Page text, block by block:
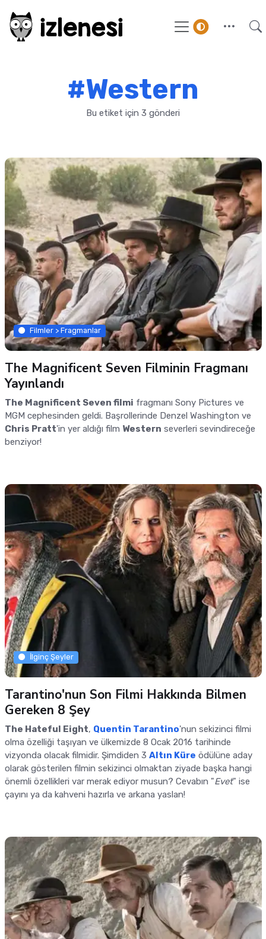
#Western
Bu etiket için 3 gönderi
Filmler > Fragmanlar
The Magnificent Seven Filminin Fragmanı
Yayınlandı
The Magnificent Seven filmi fragmanı Sony Pictures ve
MGM cephesinden geldi. Başrollerinde Denzel Washington ve
Chris Pratt'in yer aldığı film Western severleri sevindireceğe
benziyor!
İlginç Şeyler
Tarantino'nun Son Filmi Hakkında Bilmen
Gereken 8 Şey
The Hateful Eight, Quentin Tarantino'nun sekizinci filmi
olma özelliği taşıyan ve ülkemizde 8 Ocak 2016 tarihinde
vizyonda olacak filmidir. Şimdiden 3 Altın Küre ödülüne aday
olarak gösterilen filmin sekizinci olmaktan ziyade başka hangi
önemli özellikleri var merak ediyor musun? Cevabın "Evet" ise
çayını ya da kahveni hazırla ve arkana yaslan!